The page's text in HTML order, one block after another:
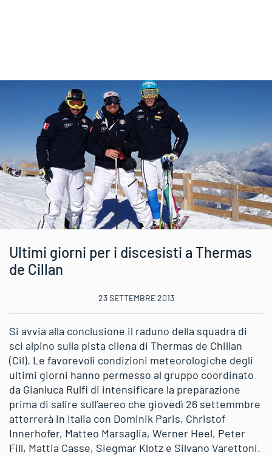
Ultimi giorni per i discesisti a Thermas
de Cillan
23 SETTEMBRE 2013
Si avvia alla conclusione il raduno della squadra di
sci alpino sulla pista cilena di Thermas de Chillan
(Cil). Le favorevoli condizioni meteorologiche degli
ultimi giorni hanno permesso al gruppo coordinato
da Gianluca Rulfi di intensificare la preparazione
prima di salire sull’aereo che giovedì 26 settemmbre
atterrerà in Italia con Dominik Paris, Christof
Innerhofer, Matteo Marsaglia, Werner Heel, Peter
Fill, Mattia Casse, Siegmar Klotz e Silvano Varettoni.